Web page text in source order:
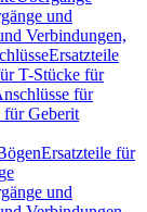
und
Verbindungen,
Ersatzteile
T-Stücke für
für
für Geberit
Ersatzteile für
und